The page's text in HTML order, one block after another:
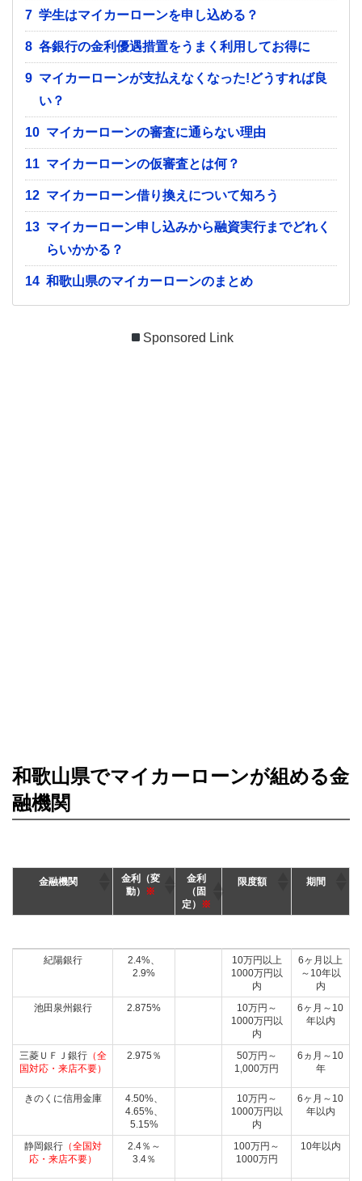
7 学生はマイカーローンを申し込める？
8 各銀行の金利優遇措置をうまく利用してお得に
9 マイカーローンが支払えなくなった!どうすれば良
い？
10 マイカーローンの審査に通らない理由
11 マイカーローンの仮審査とは何？
12 マイカーローン借り換えについて知ろう
13 マイカーローン申し込みから融資実行までどれく
らいかかる？
14 和歌山県のマイカーローンのまとめ
Sponsored Link
和歌山県でマイカーローンが組める金
融機関
金融機関
金利（変
動） ※
金利
（固
定） ※
限度額 期間
金融機関
金利（変
動）※
限度額 期間
紀陽銀行
2.4%、
2.9%
10万円以上
1000万円以
内
6ヶ月以上
～10年以
内
池田泉州銀行
2.875%
10万円～
1000万円以
内
6ヶ月～10
年以内
三菱ＵＦＪ銀行（全
国対応・来店不要）
2.975％
50万円～
1,000万円
6ヵ月～10
年
きのくに信用金庫
4.50%、
4.65%、
5.15%
10万円～
1000万円以
内
6ヶ月～10
年以内
静岡銀行（全国対
応・来店不要）
2.4％～
3.4％
100万円～
1000万円
10年以内